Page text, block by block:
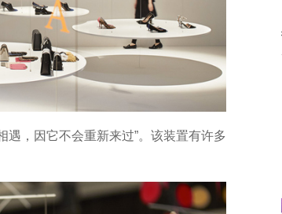
遇，因它不会重新来过”。该装置有许多